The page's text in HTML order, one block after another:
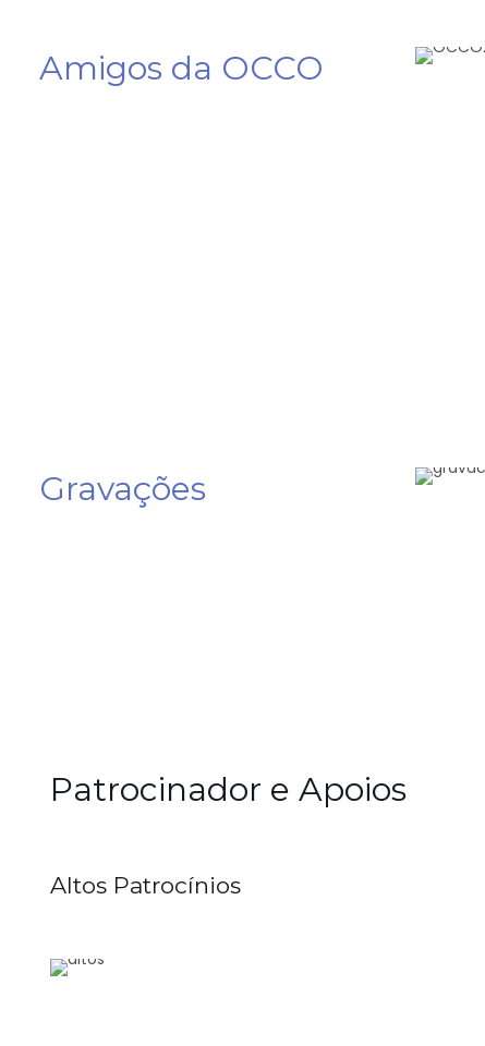
Amigos da OCCO
Gravações
Patrocinador e Apoios
Altos Patrocínios